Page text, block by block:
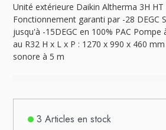
Unité extérieure Daikin Altherma 3H
Fonctionnement garanti par -28 DEGC
jusqu'à -15DEGC en 100% PAC
au R32 H x L x P : 1270 x 990 x 460
sonore à 5 m
3 Articles en stock